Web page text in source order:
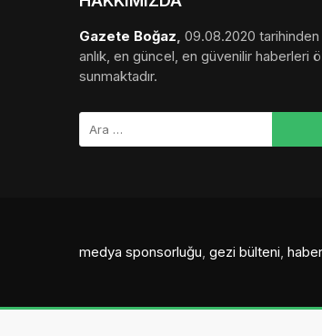
Gazete Boğaz, 09.08.2020
anlık, en güncel, en güvenilir haberleri
sunmaktadır.
medya sponsorluğu, gezi bülteni,